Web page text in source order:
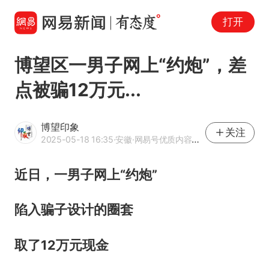
打开
博望区一男子网上“约炮”，差
点被骗12万元...
博望印象
2025-05-18 16:35·安徽·网易号优质内容创作者
关注
近日， 一男子网上“约炮”
陷入骗子设计的圈套
取了12万元现金